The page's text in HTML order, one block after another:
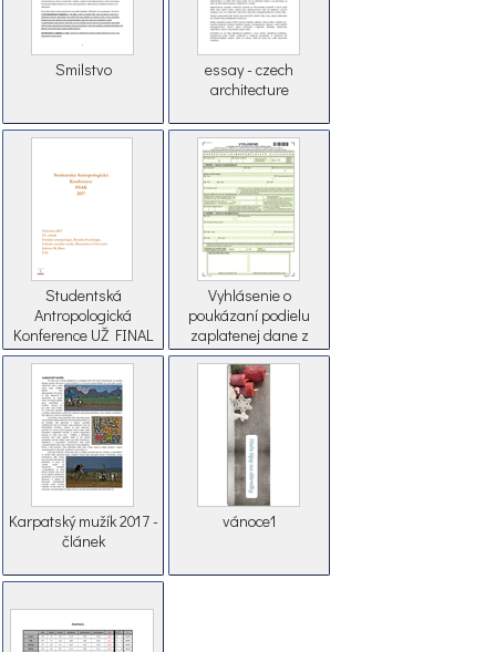
Smilstvo
essay - czech
architecture
Studentská
Antropologická
Konference UŽ FINAL
Vyhlásenie o
poukázaní podielu
zaplatenej dane z
príjmov fyzickej osoby
pre DHZ Láb
Karpatský mužík 2017 -
článek
vánoce1